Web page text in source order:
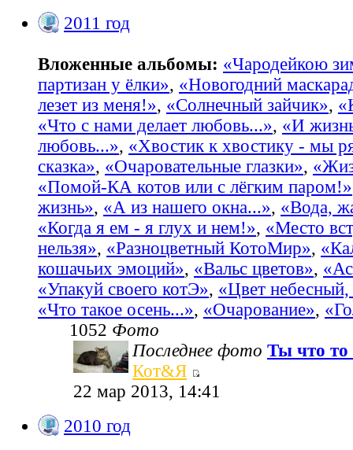
2011 год
Вложенные альбомы: «Чародейкою
партизан у ёлки», «Новогодний
лезет из меня!», «Солнечный зайчик»,
«Что с нами делает любовь...», «И
любовь...», «Хвостик к хвостику - мы
сказка», «Очаровательные глазки»,
«Помой-КА котов или с лёгким паром!»
жизнь», «А из нашего окна...», «Вода,
«Когда я ем - я глух и нем!», «Место
нельзя», «Разноцветный КотоМир»,
кошачьих эмоций», «Вальс цветов»,
«Упакуй своего котЭ», «Цвет небесный,
«Что такое осень...», «Очарование»,
1052 Фото
Последнее фото Ты что то
Кот&Я
22 мар 2013, 14:41
2010 год